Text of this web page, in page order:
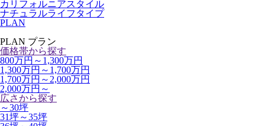
カリフォルニアスタイル
ナチュラルライフタイプ
PLAN
PLAN プラン
価格帯から探す
800万円～1,300万円
1,300万円～1,700万円
1,700万円～2,000万円
2,000万円～
広さから探す
～30坪
31坪～35坪